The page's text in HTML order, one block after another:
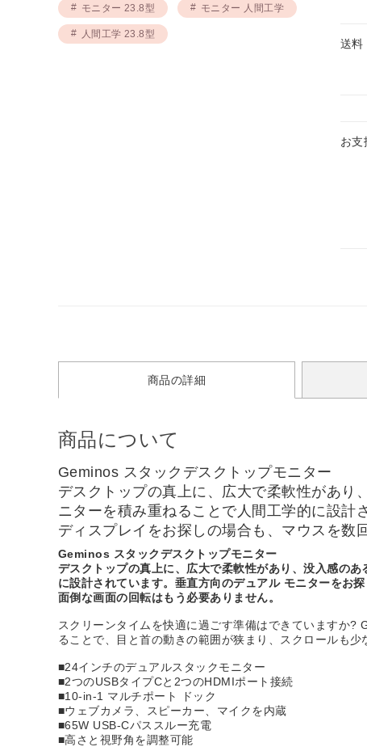
送料
お支
モニター 23.8型 モニター 人間工学
人間工学 23.8型
商品の詳細
商品について
Geminos スタックデスクトップモニター
デスクトップの真上に、広大で柔軟性があり
ニターを積み重ねることで人間工学的に設計
ディスプレイをお探しの場合も、マウスを数
Geminos スタックデスクトップモニター
デスクトップの真上に、広大で柔軟性があり、没入感の
に設計されています。垂直方向のデュアル モニターをお
面倒な画面の回転はもう必要ありません。
スクリーンタイムを快適に過ごす準備はできていますか
ることで、目と首の動きの範囲が狭まり、スクロールも少
■24インチのデュアルスタックモニター
■2つのUSBタイプCと2つのHDMIポート接続
■10-in-1 マルチポート ドック
■ウェブカメラ、スピーカー、マイクを内蔵
■65W USB-Cパススルー充電
■高さと視野角を調整可能